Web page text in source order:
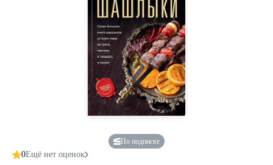
По подписке
0Ещё нет оценок